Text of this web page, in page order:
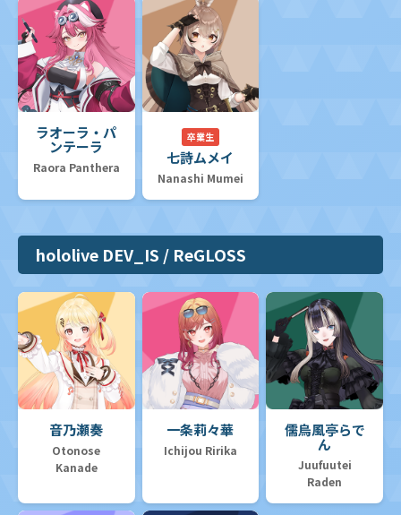
ラオーラ・パ
ンテーラ
Raora Panthera
卒業生
七詩ムメイ
Nanashi Mumei
hololive DEV_IS / ReGLOSS
音乃瀬奏
Otonose
Kanade
一条莉々華
Ichijou Ririka
儒烏風亭らで
ん
Juufuutei
Raden